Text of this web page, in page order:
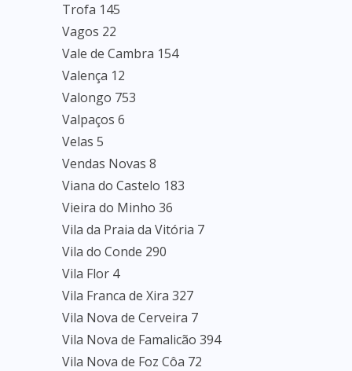
Trofa 145
Vagos 22
Vale de Cambra 154
Valença 12
Valongo 753
Valpaços 6
Velas 5
Vendas Novas 8
Viana do Castelo 183
Vieira do Minho 36
Vila da Praia da Vitória 7
Vila do Conde 290
Vila Flor 4
Vila Franca de Xira 327
Vila Nova de Cerveira 7
Vila Nova de Famalicão 394
Vila Nova de Foz Côa 72